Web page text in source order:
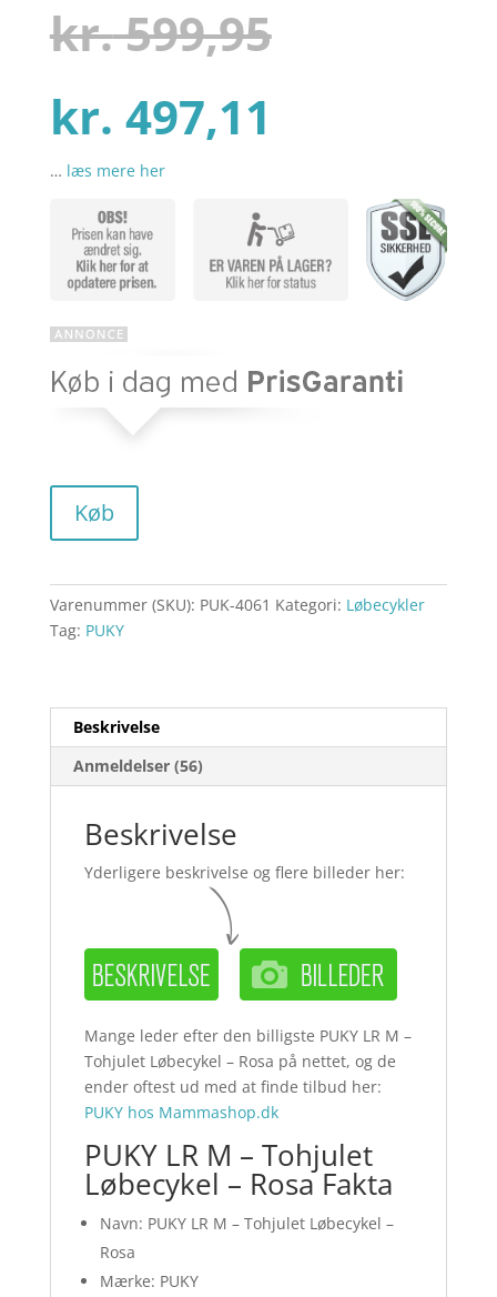
baseret
på
kundebed
kr.599,95
pris
var:
kr.
kr. 497,11
aktuelle
pris
er:
… læs mere her
Køb
Varenummer (SKU): PUK-4061 Kategori: Løbecykler
Tag: PUKY
Beskrivelse
Anmeldelser (56)
Beskrivelse
Yderligere beskrivelse og flere billeder her:
Mange leder efter den billigste PUKY LR M –
Tohjulet Løbecykel – Rosa på nettet, og de
ender oftest ud med at finde tilbud her:
PUKY hos Mammashop.dk
PUKY LR M – Tohjulet
Løbecykel – Rosa Fakta
Navn: PUKY LR M – Tohjulet Løbecykel –
Rosa
Mærke: PUKY